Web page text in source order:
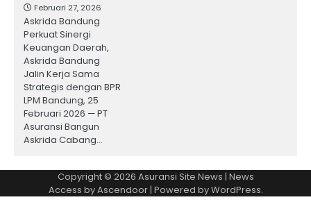
Februari 27, 2026
Askrida Bandung
Perkuat Sinergi
Keuangan Daerah,
Askrida Bandung
Jalin Kerja Sama
Strategis dengan BPR
LPM Bandung, 25
Februari 2026 — PT
Asuransi Bangun
Askrida Cabang…
Copyright © 2026 Asuransi Site News | News
Access byAscendoor| Powered byWordPress.